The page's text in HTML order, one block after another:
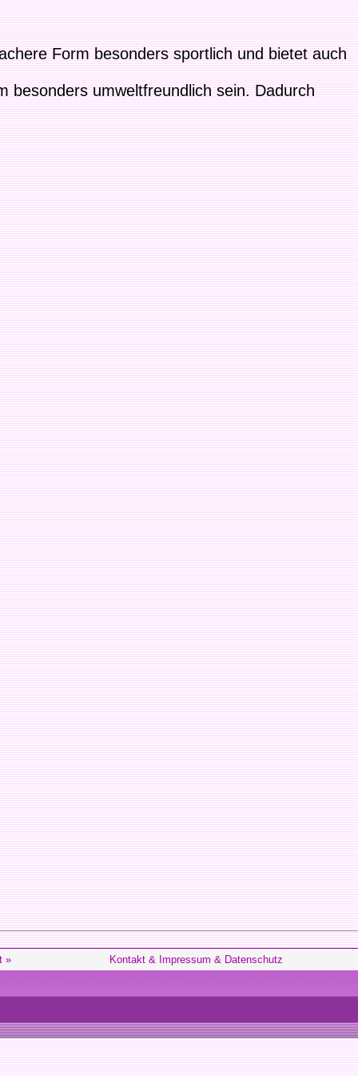
Form besonders sportlich und bietet auch
besonders umweltfreundlich sein. Dadurch
» Kontakt & Impressum & Datenschutz